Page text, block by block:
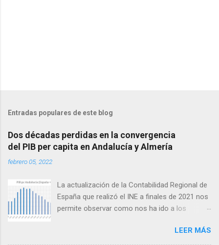
Entradas populares de este blog
Dos décadas perdidas en la convergencia
del PIB per capita en Andalucía y Almería
febrero 05, 2022
La actualización de la Contabilidad Regional de
España que realizó el INE a finales de 2021 nos
permite observar como nos ha ido a los
refiere en relación con el conjunto de España.
LEER MÁS